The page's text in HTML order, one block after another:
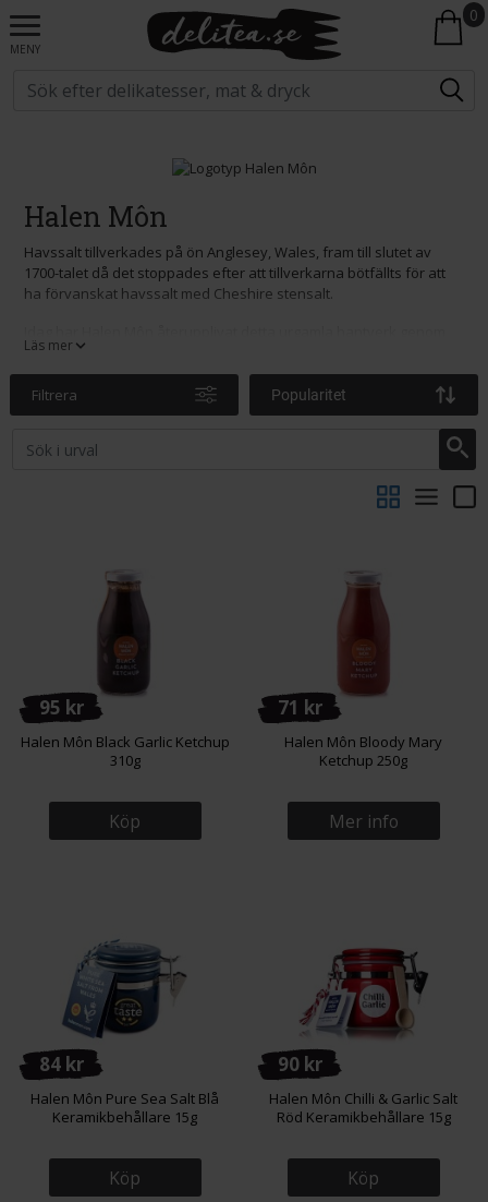
MENY
0
Halen Môn
Havssalt tillverkades på ön Anglesey, Wales, fram till slutet av
1700-talet då det stoppades efter att tillverkarna bötfällts för att
ha förvanskat havssalt med Cheshire stensalt.
att kombinera traditionell handskörd med helt ny teknik för att
producera de knapriga vita flingorna från Halen Môn, det perfekta
matsaltet. Till skillnad från föregångarna lägger de dock inte till
någonting.
Halen Môn är kända för sitt rena havssalt (ibland känt som
Läs mer
Filtrera Popularitet
95 kr
Halen Môn Black Garlic Ketchup
310g
Köp
71 kr
Halen Môn Bloody Mary
Ketchup 250g
Mer info
84 kr
Halen Môn Pure Sea Salt Blå
Keramikbehållare 15g
Köp
90 kr
Halen Môn Chilli & Garlic Salt
Röd Keramikbehållare 15g
Köp